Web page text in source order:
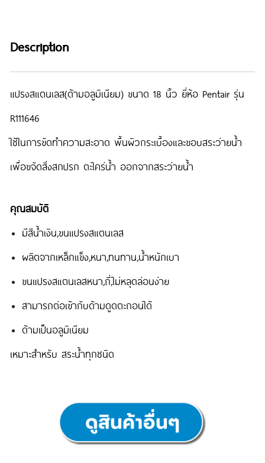
Description
แปรงสแตนเลส(ด้ามอลูมิเนียม) ขนาด 18 นิ้ว ยี่ห้อ Pentair รุ่น
R111646
ใช้ในการขัดทำความสะอาด พื้นผิวกระเบื้องและขอบสระว่ายน้ำ
เพื่อขจัดสิ่งสกปรก ตะไคร่น้ำ ออกจากสระว่ายน้ำ
คุณสมบัติ
มีสีน้ำเงิน,ขนแปรงสแตนเลส
ผลิตจากเหล็กแข็ง,หนา,ทนทาน,น้ำหนักเบา
ขนแปรงสแตนเลสหนา,ถี่,ไม่หลุดล่อนง่าย
สามารถต่อเข้ากับด้ามดูดตะกอนได้
ด้ามเป็นอลูมิเนียม
เหมาะสำหรับ สระน้ำทุกชนิด